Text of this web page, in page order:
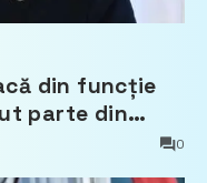
din funcție
parte din
0